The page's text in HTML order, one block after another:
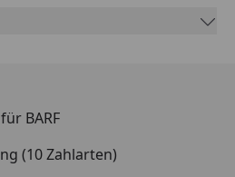
mit Filtermatte und
Filterkörbe
BARF
(10 Zahlarten)